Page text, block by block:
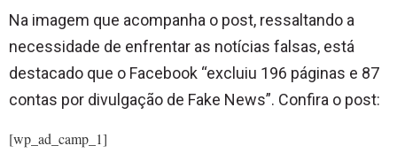
Na imagem que acompanha o post, ressaltando a
necessidade de enfrentar as notícias falsas, está
destacado que o Facebook “excluiu 196 páginas e 87
contas por divulgação de Fake News”. Confira o post:
[wp_ad_camp_1]